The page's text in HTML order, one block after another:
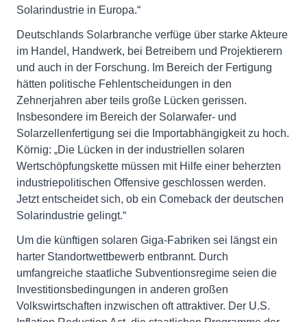
Solarindustrie in Europa.“
Deutschlands Solarbranche verfüge über starke Akteure
im Handel, Handwerk, bei Betreibern und Projektierern
und auch in der Forschung. Im Bereich der Fertigung
hätten politische Fehlentscheidungen in den
Zehnerjahren aber teils große Lücken gerissen.
Insbesondere im Bereich der Solarwafer- und
Solarzellenfertigung sei die Importabhängigkeit zu hoch.
Körnig: „Die Lücken in der industriellen solaren
Wertschöpfungskette müssen mit Hilfe einer beherzten
industriepolitischen Offensive geschlossen werden.
Jetzt entscheidet sich, ob ein Comeback der deutschen
Solarindustrie gelingt.“
Um die künftigen solaren Giga-Fabriken sei längst ein
harter Standortwettbewerb entbrannt. Durch
umfangreiche staatliche Subventionsregime seien die
Investitionsbedingungen in anderen großen
Volkswirtschaften inzwischen oft attraktiver. Der U.S.